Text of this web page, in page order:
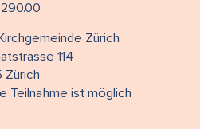
Zürich
114
Zürich
Teilnahme ist möglich